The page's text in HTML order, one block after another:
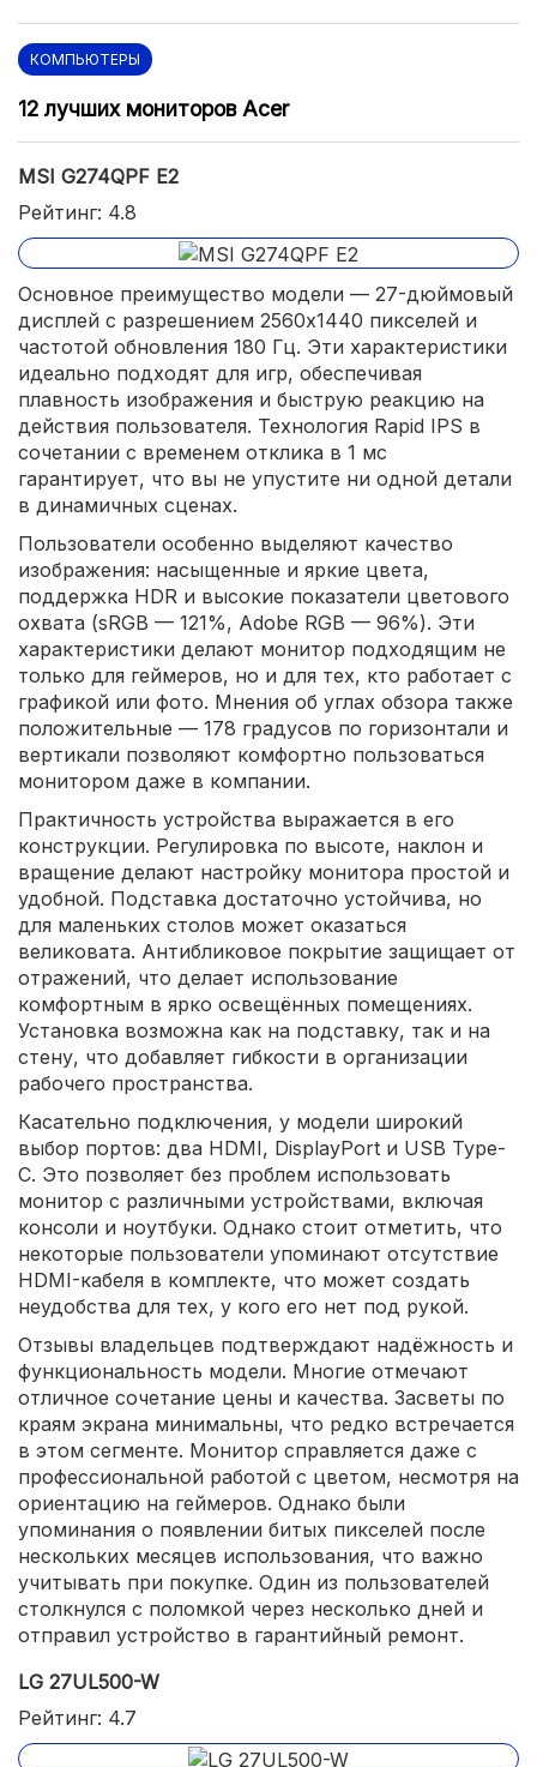
КОМПЬЮТЕРЫ
12 лучших мониторов Acer
MSI G274QPF E2
Рейтинг: 4.8
Основное преимущество модели — 27-дюймовый
дисплей с разрешением 2560x1440 пикселей и
частотой обновления 180 Гц. Эти характеристики
идеально подходят для игр, обеспечивая
плавность изображения и быструю реакцию на
действия пользователя. Технология Rapid IPS в
сочетании с временем отклика в 1 мс
гарантирует, что вы не упустите ни одной детали
в динамичных сценах.
Пользователи особенно выделяют качество
изображения: насыщенные и яркие цвета,
поддержка HDR и высокие показатели цветового
охвата (sRGB — 121%, Adobe RGB — 96%). Эти
характеристики делают монитор подходящим не
только для геймеров, но и для тех, кто работает с
графикой или фото. Мнения об углах обзора также
положительные — 178 градусов по горизонтали и
вертикали позволяют комфортно пользоваться
монитором даже в компании.
Практичность устройства выражается в его
конструкции. Регулировка по высоте, наклон и
вращение делают настройку монитора простой и
удобной. Подставка достаточно устойчива, но
для маленьких столов может оказаться
великовата. Антибликовое покрытие защищает от
отражений, что делает использование
комфортным в ярко освещённых помещениях.
Установка возможна как на подставку, так и на
стену, что добавляет гибкости в организации
рабочего пространства.
Касательно подключения, у модели широкий
выбор портов: два HDMI, DisplayPort и USB Type-
C. Это позволяет без проблем использовать
монитор с различными устройствами, включая
консоли и ноутбуки. Однако стоит отметить, что
некоторые пользователи упоминают отсутствие
HDMI-кабеля в комплекте, что может создать
неудобства для тех, у кого его нет под рукой.
Отзывы владельцев подтверждают надёжность и
функциональность модели. Многие отмечают
отличное сочетание цены и качества. Засветы по
краям экрана минимальны, что редко встречается
в этом сегменте. Монитор справляется даже с
профессиональной работой с цветом, несмотря на
ориентацию на геймеров. Однако были
упоминания о появлении битых пикселей после
нескольких месяцев использования, что важно
учитывать при покупке. Один из пользователей
столкнулся с поломкой через несколько дней и
отправил устройство в гарантийный ремонт.
LG 27UL500-W
Рейтинг: 4.7